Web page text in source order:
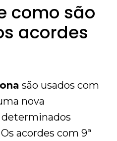
como são
acordes
são usados com
nova
determinados
acordes com 9ª